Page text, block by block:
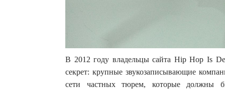
В 2012 году владельцы сайта Hip Hop Is
секрет: крупные звукозаписывающие
сети частных тюрем, которые должны